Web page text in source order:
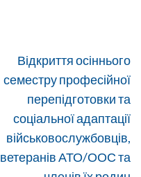
Відкриття осіннього
семестру професійної
перепідготовки та
соціальної адаптації
військовослужбовців,
ветеранів АТО/ООС та